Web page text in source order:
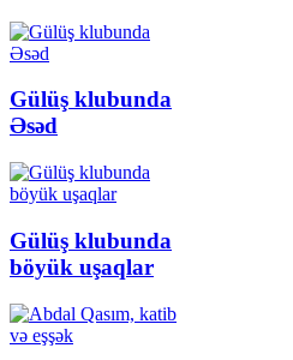
Gülüş klubunda
Əsəd
Gülüş klubunda
böyük uşaqlar